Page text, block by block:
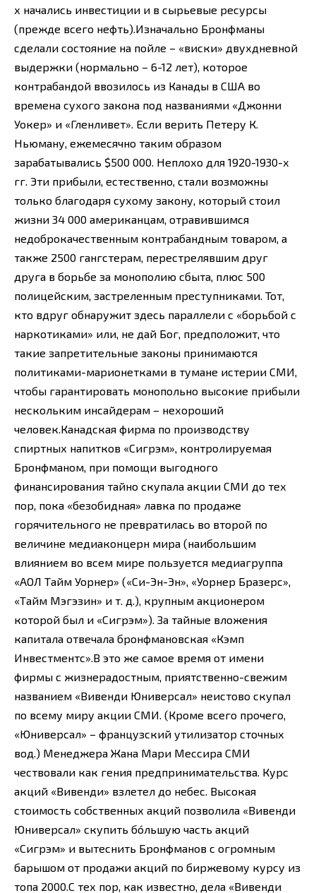
х начались инвестиции и в сырьевые ресурсы
(прежде всего нефть).Изначально Бронфманы
сделали состояние на пойле – «виски» двухдневной
выдержки (нормально – 6-12 лет), которое
контрабандой ввозилось из Канады в США во
времена сухого закона под названиями «Джонни
Уокер» и «Гленливет». Если верить Петеру К.
Ньюману, ежемесячно таким образом
зарабатывались $500 000. Неплохо для 1920-1930-х
гг. Эти прибыли, естественно, стали возможны
только благодаря сухому закону, который стоил
жизни 34 000 американцам, отравившимся
недоброкачественным контрабандным товаром, а
также 2500 гангстерам, перестрелявшим друг
друга в борьбе за монополию сбыта, плюс 500
полицейским, застреленным преступниками. Тот,
кто вдруг обнаружит здесь параллели с «борьбой с
наркотиками» или, не дай Бог, предположит, что
такие запретительные законы принимаются
политиками-марионетками в тумане истерии СМИ,
чтобы гарантировать монопольно высокие прибыли
нескольким инсайдерам – нехороший
человек.Канадская фирма по производству
спиртных напитков «Сигрэм», контролируемая
Бронфманом, при помощи выгодного
финансирования тайно скупала акции СМИ до тех
пор, пока «безобидная» лавка по продаже
горячительного не превратилась во второй по
величине медиаконцерн мира (наибольшим
влиянием во всем мире пользуется медиагруппа
«АОЛ Тайм Уорнер» («Си-Эн-Эн», «Уорнер Бразерс»,
«Тайм Мэгэзин» и т. д.), крупным акционером
которой был и «Сигрэм»). За тайные вложения
капитала отвечала бронфмановская «Кэмп
Инвестментс».В это же самое время от имени
фирмы с жизнерадостным, приятственно-свежим
названием «Вивенди Юниверсал» неистово скупал
по всему миру акции СМИ. (Кроме всего прочего,
«Юниверсал» – французский утилизатор сточных
вод.) Менеджера Жана Мари Мессира СМИ
чествовали как гения предпринимательства. Курс
акций «Вивенди» взлетел до небес. Высокая
стоимость собственных акций позволила «Вивенди
Юниверсал» скупить бóльшую часть акций
«Сигрэм» и вытеснить Бронфманов с огромным
барышом от продажи акций по биржевому курсу из
топа 2000.С тех пор, как известно, дела «Вивенди